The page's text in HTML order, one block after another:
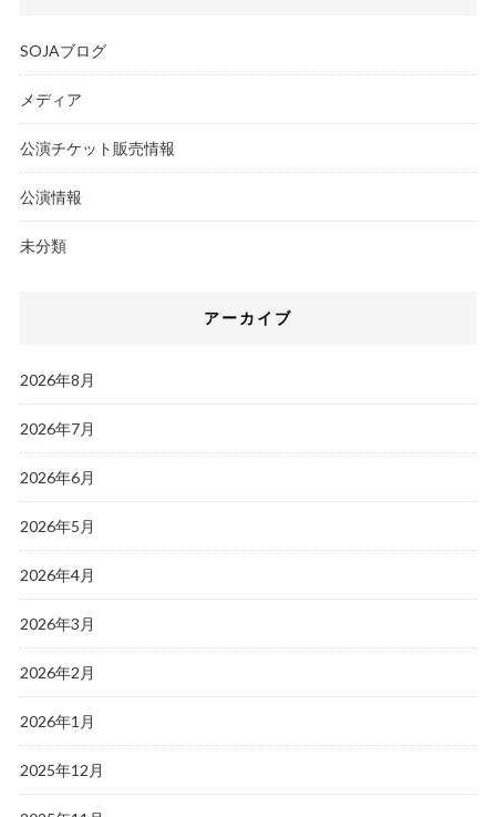
SOJAブログ
メディア
公演チケット販売情報
公演情報
未分類
アーカイブ
2026年8月
2026年7月
2026年6月
2026年5月
2026年4月
2026年3月
2026年2月
2026年1月
2025年12月